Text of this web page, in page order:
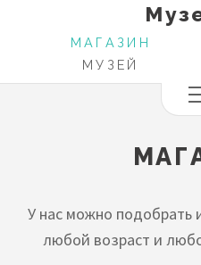
ОСНОВНАЯ
НАВИГАЦИЯ
МУЗЕЙ
МАГАЗИН
У нас можно подобрать
любой возраст и